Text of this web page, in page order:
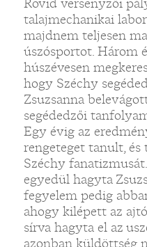
talajmechanikai
majdnem teljesen
úszósportot. Három
húszévesen
hogy Széchy
Zsuzsanna
segédedzői
Egy évig az
rengeteget tanult,
Széchy
egyedül hagyta
fegyelem pedig
ahogy kilépett az
sírva hagyta el az
azonban küldöttség